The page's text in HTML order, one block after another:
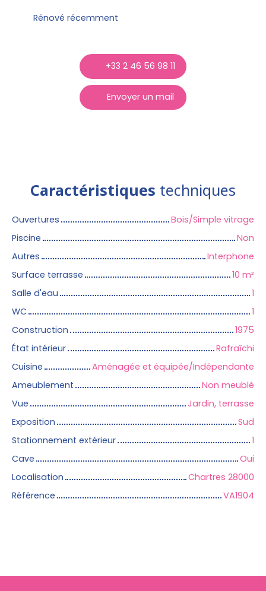
Rénové récemment
+33 2 46 56 98 11
Envoyer un mail
Caractéristiques techniques
Ouvertures
Bois/Simple vitrage
Piscine
Non
Autres
Interphone
Surface terrasse
10 m²
Salle d'eau
1
WC
1
Construction
1975
État intérieur
Rafraîchi
Cuisine
Aménagée et équipée/Indépendante
Ameublement
Non meublé
Vue
Jardin, terrasse
Exposition
Sud
Stationnement extérieur
1
Cave
Oui
Localisation
Chartres 28000
Référence
VA1904